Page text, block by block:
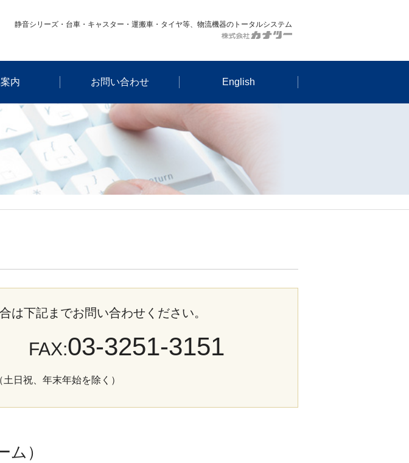
静音シリーズ・台車・キャスター・運搬車・タイヤ等、物流機器のトータルシステム
内 お問い合わせ English
は下記までお問い合わせください。
FAX:03-3251-3151
日祝、年末年始を除く）
ム）